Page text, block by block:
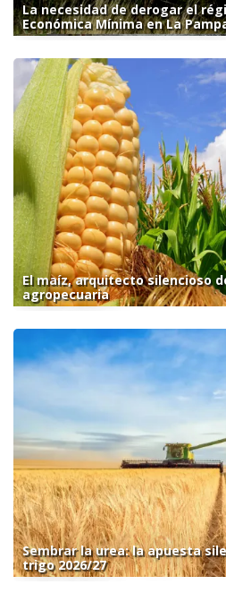
La necesidad de derogar el
Económica Mínima en La
El maíz, arquitecto silencioso
agropecuaria
Sembrar la urea: la apuesta
trigo 2026/27